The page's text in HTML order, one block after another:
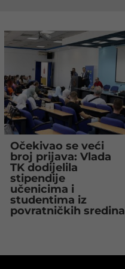
Očekivao se veći
broj prijava: Vlada
TK dodijelila
stipendije
učenicima i
studentima iz
povratničkih sredina